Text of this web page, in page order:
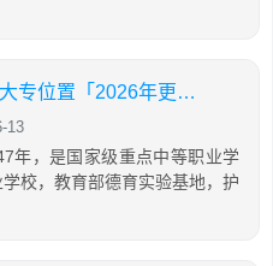
成都市铁路卫生学校五年制大专位置「2026年更新」
13
年，是国家级重点中等职业学
校，教育部德育实验基地，护